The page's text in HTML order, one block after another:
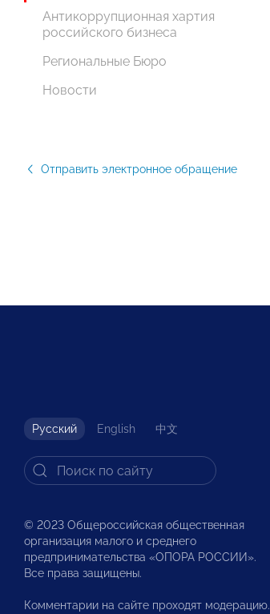
Антикоррупционная хартия
российского бизнеса
Региональные Бюро
Новости
Отправить электронное обращение
Русский English 中文
© 2023 Общероссийская общественная
организация малого и среднего
предпринимательства «ОПОРА РОССИИ».
Все права защищены.
Комментарии на сайте проходят модерацию.